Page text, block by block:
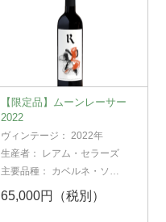
【限定品】ムーンレーサー
2022
ヴィンテージ：2022年
生産者：
レアム・セラーズ
主要品種： カベルネ・ソー
65,000円（税別）